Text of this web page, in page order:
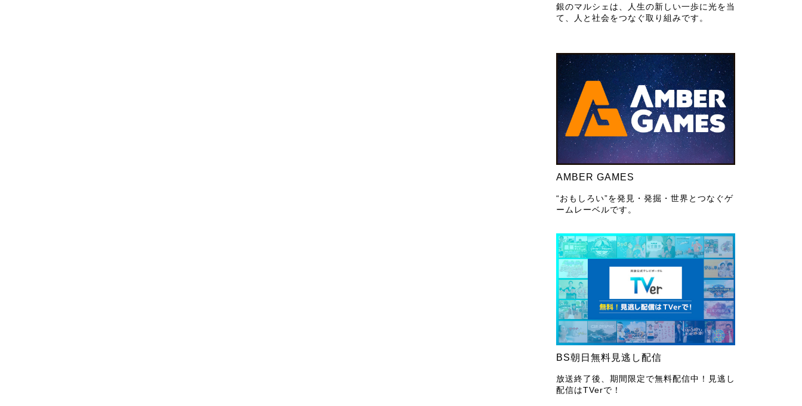
銀のマルシェは、人生の新しい一歩に光を当
て、人と社会をつなぐ取り組みです。
AMBER GAMES
“おもしろい”を発見・発掘・世界とつなぐゲ
ームレーベルです。
BS朝日無料見逃し配信
放送終了後、期間限定で無料配信中！見逃し
配信はTVerで！